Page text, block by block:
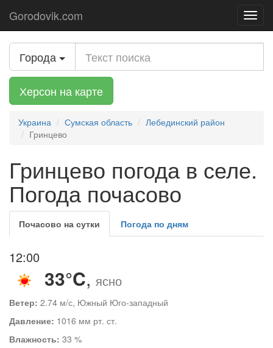
Gorodovik.com
Города
Херсон на карте
Украина Сумская область
Лебединский район
Гринцево
Гринцево погода в селе.
Погода почасово
Почасово на сутки Погода по дням
12:00
33°C, ясно
Ветер: 2.74 м/с, Южный Юго-западный
Давление: 1016 мм рт. ст.
Влажность: 33 %